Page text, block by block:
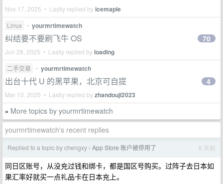
Nov 17, 2025 • Lastly replied byicemaple
Linux • yourmrtimewatch
纠结要不要刷飞牛 OS
Jun 28, 2025 • Lastly replied byloading
70
二手交易 • yourmrtimewatch
出台十代 U 的黑苹果，北京可自提
Mar 10, 2025 • Lastly replied byzhandouji2023
4
» More topics by yourmrtimewatch
yourmrtimewatch's recent replies
Replied to a topic by chengxy › App Store 账户被停用了 6 天前
同日区账号，从没充过钱和绑卡，都是国区号购买。过阵子去日本如
果汇率好就买一点礼品卡在日本充上。